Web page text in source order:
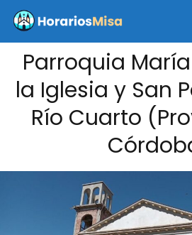
Parroquia
la Iglesia y San
Río Cuarto